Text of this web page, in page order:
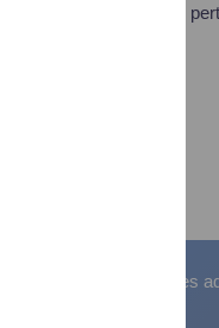
Pietų
savivaldybės